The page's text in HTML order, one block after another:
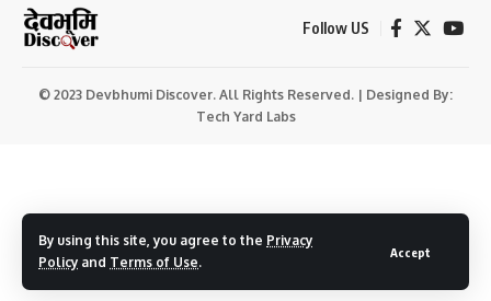
By using this site, you agree to the Privacy
Policy and Terms of Use.
Accept
Follow US
© 2023 Devbhumi Discover. All Rights Reserved. | Designed By:
Tech Yard Labs